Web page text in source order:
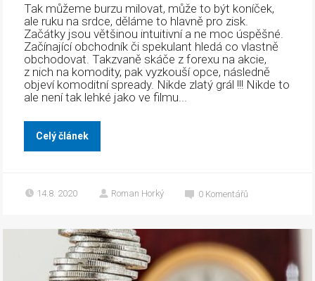
Tak můžeme burzu milovat, může to být koníček,
ale ruku na srdce, děláme to hlavně pro zisk.
Začátky jsou většinou intuitivní a ne moc úspěšné.
Začínající obchodník či spekulant hledá co vlastně
obchodovat. Takzvaně skáče z forexu na akcie,
z nich na komodity, pak vyzkouší opce, následně
objeví komoditní spready. Nikde zlatý grál !!! Nikde to
ale není tak lehké jako ve filmu...
Celý článek
14.8. 2020 Roman Horký 0 Komentářů